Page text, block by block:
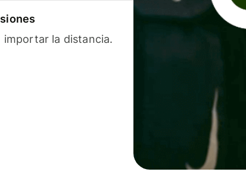
importar la distancia.